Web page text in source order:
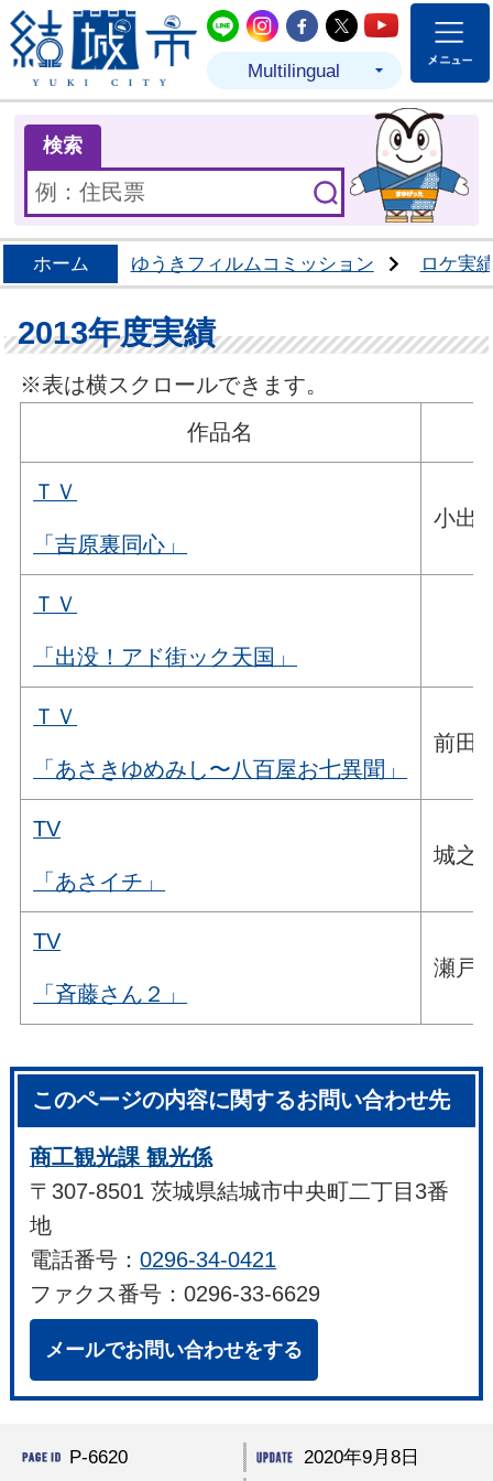
結城市公式LINE
結城市公式Instagram
結城市公式
結城市公式
結城市
Multilingual
検索
ホーム ゆうきフィルムコミッション ロケ実
2013年度実績
※表は横スクロールできます。
作品名
ＴＶ
「吉原裏同心」
小出
ＴＶ
「出没！アド街ック天国」
ＴＶ
「あさきゆめみし〜八百屋お七異聞」
前田
TV
「あさイチ」
城之
TV
「斉藤さん２」
瀬戸
このページの内容に関するお問い合わせ先
商工観光課 観光係
〒307-8501 茨城県結城市中央町二丁目3番
地
電話番号：0296-34-0421
ファクス番号：0296-33-6629
メールでお問い合わせをする
P-6620
2020年9月8日